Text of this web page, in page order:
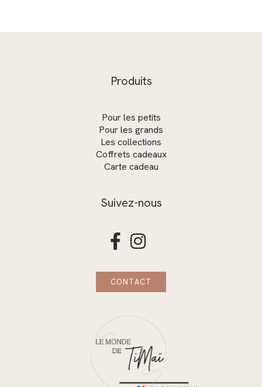
Produits
Pour les petits
Pour les grands
Les collections
Coffrets cadeaux
Carte cadeau
Suivez-nous
 
CONTACT